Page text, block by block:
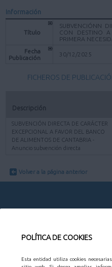
POLÍTICA DE COOKIES
Esta entidad utiliza cookies
Información
Título
SUBVENCIÓNN
CON DESTINO
PRIMERA
Fecha
Publicación
30/12/2025
FICHEROS DE
Descripción
SUBVENCIÓN DIRECTA DE CARÁCTER
EXCEPCIONAL A FAVOR DEL BANCO
DE ALIMENTOS DE CANTABRIA -
Anuncio subvención directa
Volver a la página anterior
Organización municipal